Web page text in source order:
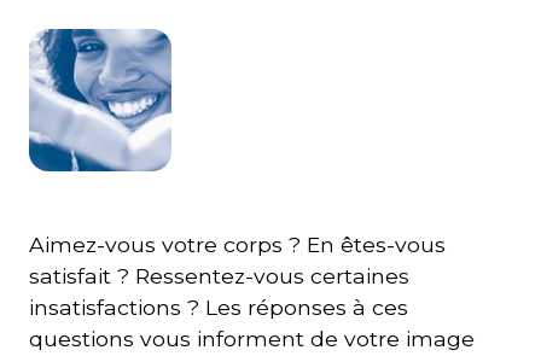
Aimez-vous votre corps ? En êtes-vous
satisfait ? Ressentez-vous certaines
insatisfactions ? Les réponses à ces
questions vous informent de votre image
M'inscrire